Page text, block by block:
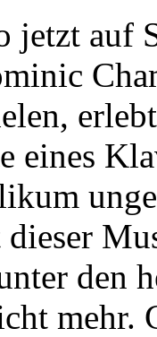
jetzt auf
eines
dieser
den
mehr.